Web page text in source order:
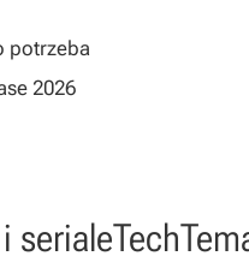
potrzeba
2026
serialeTech